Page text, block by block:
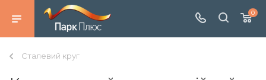
0
Сталевий круг